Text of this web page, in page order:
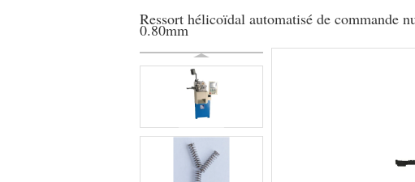
Ressort hélicoïdal automatisé de commande
0.80mm